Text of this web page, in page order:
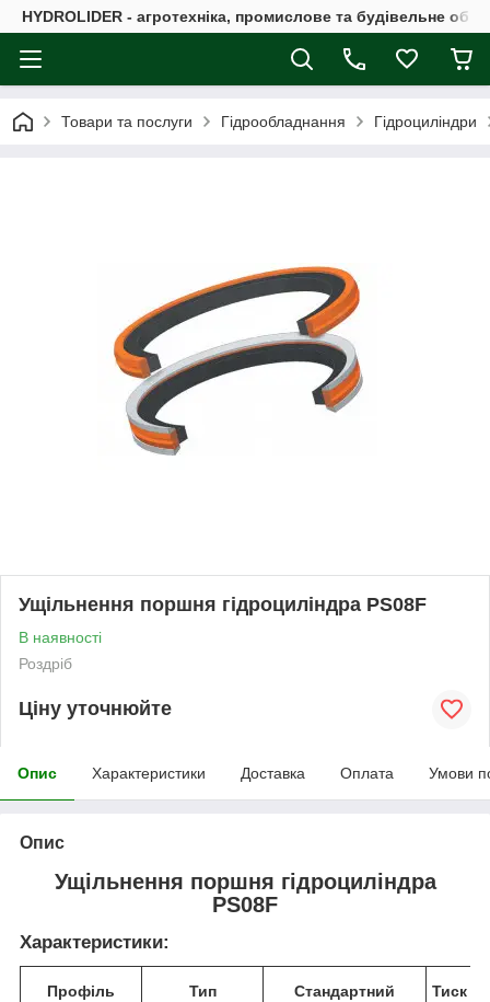
HYDROLIDER - агротехніка, промислове та будівельне
Товари та послуги Гідрообладнання Гідроциліндри
Ущільнення поршня гідроциліндра PS08F
В наявності
Роздріб
Ціну уточнюйте
Опис Характеристики Доставка Оплата Умови
Опис
Ущільнення поршня гідроциліндра
PS08F
Характеристики:
Профіль Тип
Стандартний
Тиск